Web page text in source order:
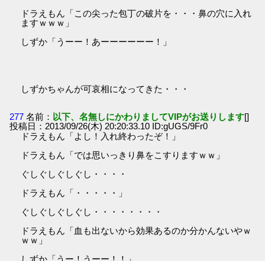
ドラえもん「この尖った包丁の破片を・・・鼻の穴に入れ
ますｗｗｗ」
しずか「うーー！あーーーーーー！」
しずかちゃんが可哀相になってきた・・・
277 名前： 以下、名無しにかわりましてVIPがお送りします[]
投稿日：2013/09/26(木) 20:20:33.10 ID:gUGS/9Fr0
ドラえもん「よし！入れ終わったぞ！」
ドラえもん「では思いっきり鼻をこすりますｗｗ」
ぐしぐしぐしぐし・・・・
ドラえもん「・・・・・」
ぐしぐしぐしぐし・・・・・・・・
ドラえもん「血も出ないから効果あるのか分かんないやｗ
ｗｗ」
しずか「うー！うーー！！」